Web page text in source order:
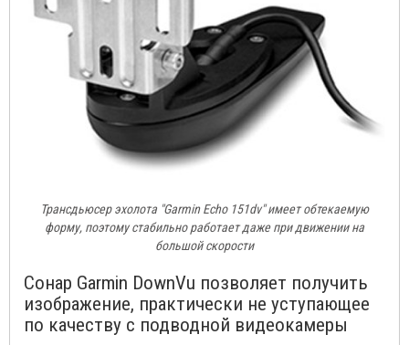
Трансдьюсер эхолота "Garmin Echo 151dv" имеет обтекаемую
форму, поэтому стабильно работает даже при движении на
большой скорости
Сонар Garmin DownVu позволяет получить
изображение, практически не уступающее
по качеству с подводной видеокамеры